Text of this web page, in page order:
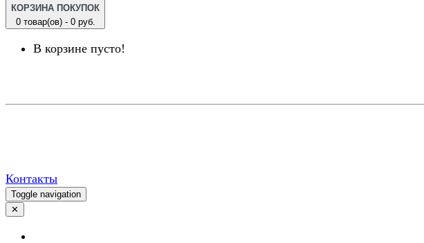
КОРЗИНА ПОКУПОК
0 товар(ов) - 0 руб.
В корзине пусто!
Контакты
Toggle navigation
✕